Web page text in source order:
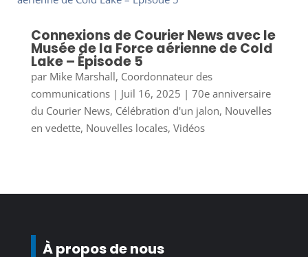
Connexions de Courier News avec le
Musée de la Force aérienne de Cold
Lake – Épisode 5
par Mike Marshall, Coordonnateur des
communications| Juil 16, 2025 | 70e anniversaire
du Courier News, Célébration d'un jalon, Nouvelles
en vedette, Nouvelles locales, Vidéos
À propos de nous